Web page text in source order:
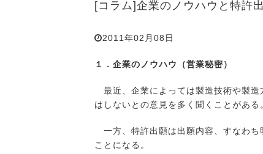
[コラム]企業のノウハウと特許
2011年02月08日
１．企業のノウハウ（営業秘密）
最近、企業によっては製造技術や製造
はしないとの意見を多く聞くことがある
一方、特許出願は出願内容、すなわち
ことになる。